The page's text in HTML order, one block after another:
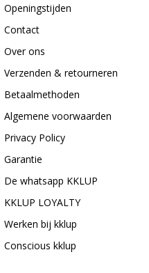
Openingstijden
Contact
Over ons
Verzenden & retourneren
Betaalmethoden
Algemene voorwaarden
Privacy Policy
Garantie
De whatsapp KKLUP
KKLUP LOYALTY
Werken bij kklup
Conscious kklup